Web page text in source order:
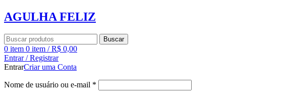
AGULHA FELIZ
Buscar
0 item 0 item / R$ 0,00
Entrar / Registrar
EntrarCriar uma Conta
Nome de usuário ou e-mail *